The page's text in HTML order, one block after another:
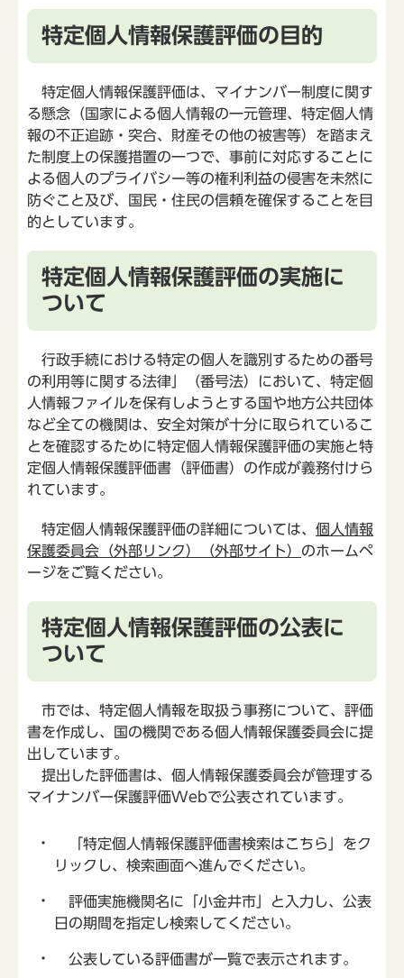
特定個人情報保護評価の目的
特定個人情報保護評価は、マイナンバー制度に関す
る懸念（国家による個人情報の一元管理、特定個人情
報の不正追跡・突合、財産その他の被害等）を踏まえ
た制度上の保護措置の一つで、事前に対応することに
よる個人のプライバシー等の権利利益の侵害を未然に
防ぐこと及び、国民・住民の信頼を確保することを目
的としています。
特定個人情報保護評価の実施に
ついて
行政手続における特定の個人を識別するための番号
の利用等に関する法律」（番号法）において、特定個
人情報ファイルを保有しようとする国や地方公共団体
など全ての機関は、安全対策が十分に取られているこ
とを確認するために特定個人情報保護評価の実施と特
定個人情報保護評価書（評価書）の作成が義務付けら
れています。
特定個人情報保護評価の詳細については、 個人情報
保護委員会（外部リンク）（外部サイト） のホームペ
ージをご覧ください。
特定個人情報保護評価の公表に
ついて
市では、特定個人情報を取扱う事務について、評価
書を作成し、国の機関である個人情報保護委員会に提
出しています。
提出した評価書は、個人情報保護委員会が管理する
マイナンバー保護評価Webで公表されています。
「特定個人情報保護評価書検索はこちら」をク
リックし、検索画面へ進んでください。
評価実施機関名に「小金井市」と入力し、公表
日の期間を指定し検索してください。
公表している評価書が一覧で表示されます。